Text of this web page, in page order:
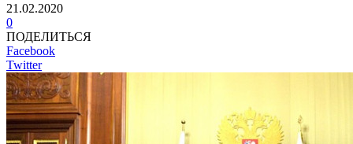
21.02.2020
0
ПОДЕЛИТЬСЯ
Facebook
Twitter